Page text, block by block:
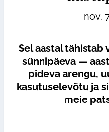
nov.
Sel aastal tähistab
sünnipäeva —
pideva arengu,
kasutuselevõtu ja
meie